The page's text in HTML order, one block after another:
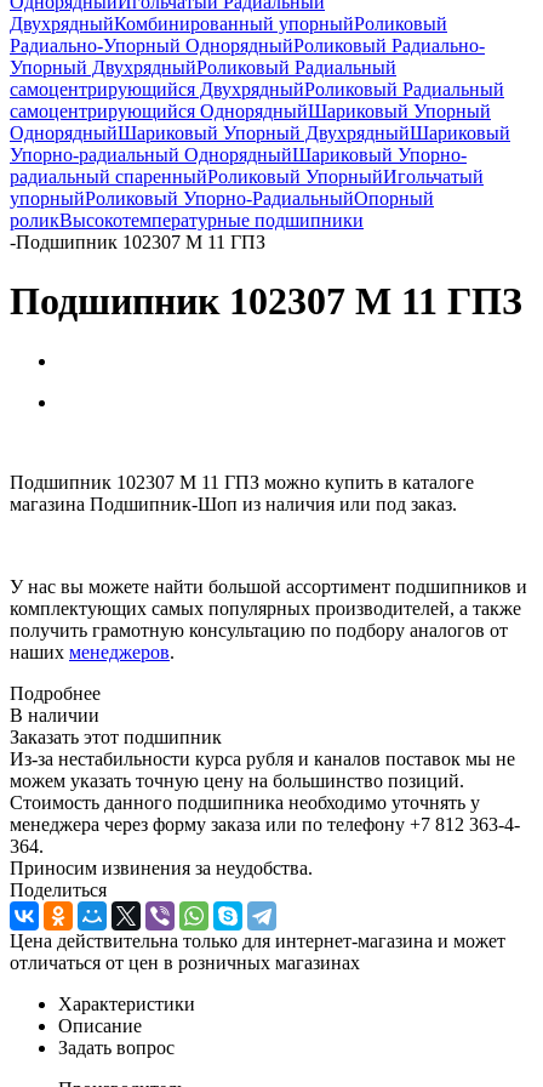
ДвухрядныйКомбинированный упорныйРоликовый
Радиально-Упорный ОднорядныйРоликовый Радиально-
Упорный ДвухрядныйРоликовый Радиальный
самоцентрирующийся ДвухрядныйРоликовый Радиальный
самоцентрирующийся ОднорядныйШариковый Упорный
ОднорядныйШариковый Упорный ДвухрядныйШариковый
Упорно-радиальный ОднорядныйШариковый Упорно-
радиальный спаренныйРоликовый УпорныйИгольчатый
упорныйРоликовый Упорно-РадиальныйОпорный
роликВысокотемпературные подшипники
-Подшипник 102307 М 11 ГПЗ
Подшипник 102307 М 11 ГПЗ
Подшипник 102307 М 11 ГПЗ можно купить в каталоге
магазина Подшипник-Шоп из наличия или под заказ.
У нас вы можете найти большой ассортимент подшипников и
комплектующих самых популярных производителей, а также
получить грамотную консультацию по подбору аналогов от
наших менеджеров.
Подробнее
В наличии
Заказать этот подшипник
Из-за нестабильности курса рубля и каналов поставок мы не
можем указать точную цену на большинство позиций.
Стоимость данного подшипника необходимо уточнять у
менеджера через форму заказа или по телефону +7 812 363-4-
364.
Приносим извинения за неудобства.
Поделиться
Цена действительна только для интернет-магазина и может
отличаться от цен в розничных магазинах
Характеристики
Описание
Задать вопрос